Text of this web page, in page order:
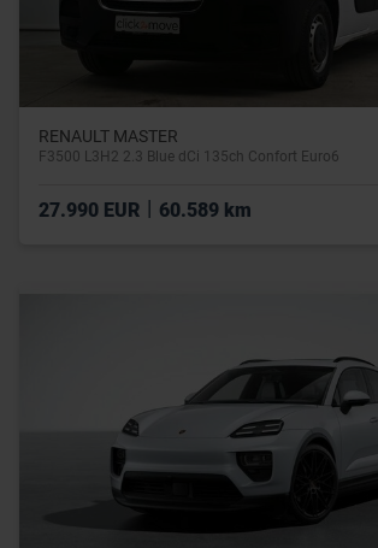
RENAULT MASTER
F3500 L3H2 2.3 Blue dCi 135ch Confort Euro6
27.990 EUR 60.589 km